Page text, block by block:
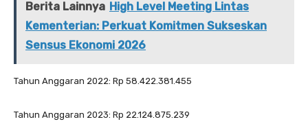
Berita Lainnya High Level Meeting Lintas
Kementerian: Perkuat Komitmen Sukseskan
Sensus Ekonomi 2026
Tahun Anggaran 2022: Rp 58.422.381.455
Tahun Anggaran 2023: Rp 22.124.875.239